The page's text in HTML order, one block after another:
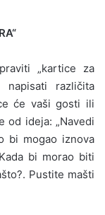
„kartice za
napisati različita
će vaši gosti ili
od ideja: „Navedi
bi mogao iznova
bi morao biti
Pustite mašti